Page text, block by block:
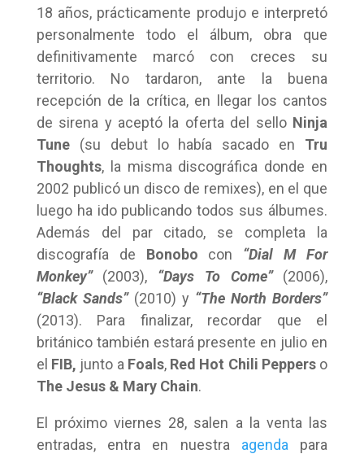
18 años, prácticamente produjo e interpretó
personalmente todo el álbum, obra que
definitivamente marcó con creces su
territorio. No tardaron, ante la buena
recepción de la crítica, en llegar los cantos
de sirena y aceptó la oferta del sello Ninja
Tune(su debut lo había sacado en Tru
Thoughts, la misma discográfica donde en
2002 publicó un disco de remixes), en el que
luego ha ido publicando todos sus álbumes.
Además del par citado, se completa la
discografía de Bonobo con “Dial M For
Monkey”(2003), “Days To Come”(2006),
“Black Sands”(2010) y “The North Borders”
(2013). Para finalizar, recordar que el
británico también estará presente en julio en
el FIB, junto a Foals,Red Hot Chili Peppers o
The Jesus & Mary Chain.
El próximo viernes 28, salen a la venta las
entradas, entra en nuestra agenda para